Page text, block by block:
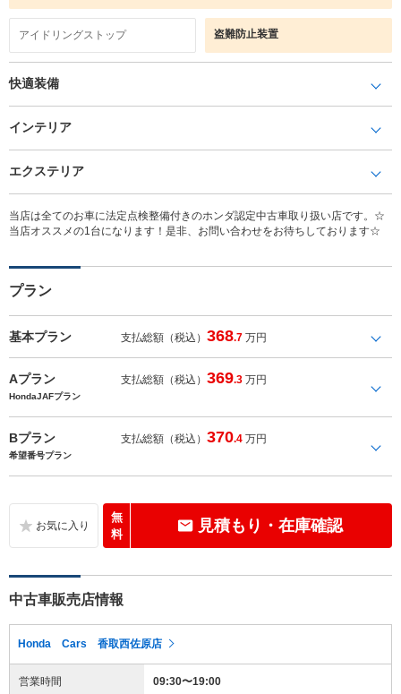
アイドリングストップ 盗難防止装置
快適装備
インテリア
エクステリア
当店は全てのお車に法定点検整備付きのホンダ認定中古車取り扱い店です。☆
当店オススメの1台になります！是非、お問い合わせをお待ちしております☆
プラン
基本プラン 支払総額（税込）368.7 万円
Aプラン 支払総額（税込）369.3 万円
HondaJAFプラン
Bプラン 支払総額（税込）370.4 万円
希望番号プラン
無
料
見積もり・在庫確認
中古車販売店情報
Honda Cars 香取西佐原店
営業時間 09:30〜19:00